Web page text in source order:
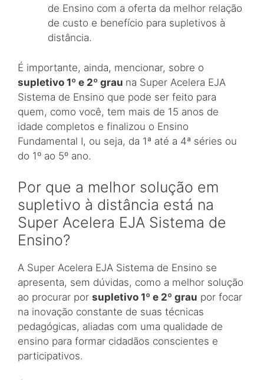
de Ensino com a oferta da melhor relação
de custo e benefício para supletivos à
distância.
É importante, ainda, mencionar, sobre o
supletivo 1º e 2º grau na Super Acelera EJA
Sistema de Ensino que pode ser feito para
quem, como você, tem mais de 15 anos de
idade completos e finalizou o Ensino
Fundamental I, ou seja, da 1ª até a 4ª séries ou
do 1º ao 5º ano.
Por que a melhor solução em
supletivo à distância está na
Super Acelera EJA Sistema de
Ensino?
A Super Acelera EJA Sistema de Ensino se
apresenta, sem dúvidas, como a melhor solução
ao procurar por supletivo 1º e 2º grau por focar
na inovação constante de suas técnicas
pedagógicas, aliadas com uma qualidade de
ensino para formar cidadãos conscientes e
participativos.